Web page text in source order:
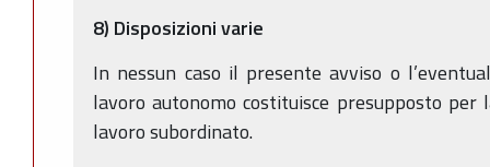
8) Disposizioni varie
In nessun caso il presente avviso o
lavoro autonomo costituisce presupposto
lavoro subordinato.